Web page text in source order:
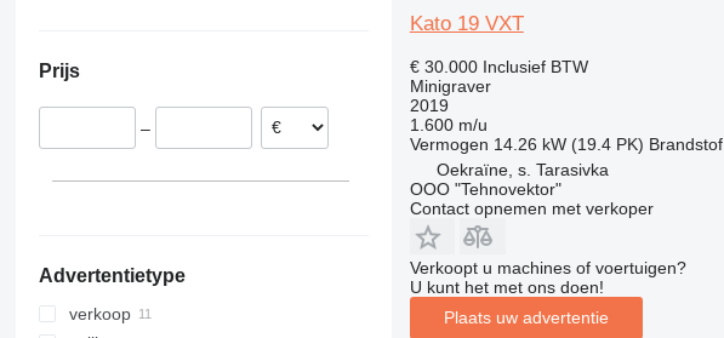
8052
8085
JS
Prijs
–
Advertentietype
verkoop
Kato 19 VXT
€ 30.000 Inclusief BTW
Minigraver
2019
1.600 m/u
Vermogen 14.26 kW (19.4 PK) Brandstof
Oekraïne, s. Tarasivka
OOO "Tehnovektor"
Contact opnemen met verkoper
Verkoopt u machines of voertuigen?
U kunt het met ons doen!
Plaats uw advertentie